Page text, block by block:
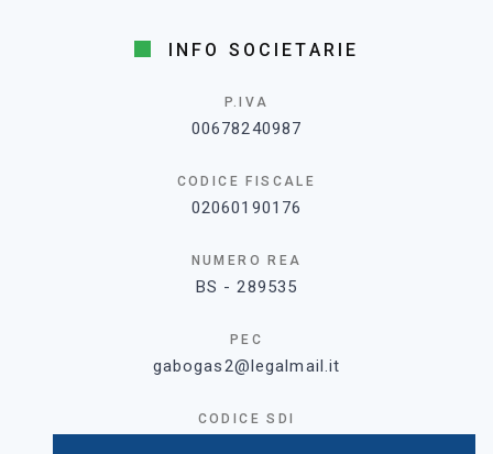
INFO SOCIETARIE
P.IVA
00678240987
CODICE FISCALE
02060190176
NUMERO REA
BS - 289535
PEC
gabogas2@legalmail.it
CODICE SDI